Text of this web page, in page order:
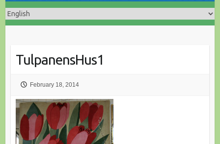
TulpanensHus1
February 18, 2014